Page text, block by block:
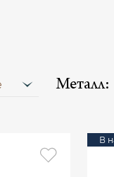
Металл:
В